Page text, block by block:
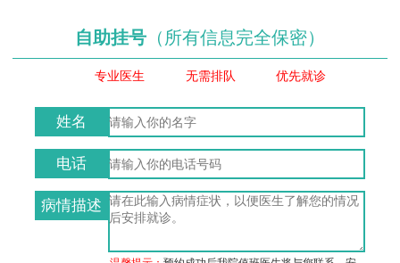
自助挂号 （所有信息完全保密）
专业医生 无需排队 优先就诊
姓名
电话
病情描述